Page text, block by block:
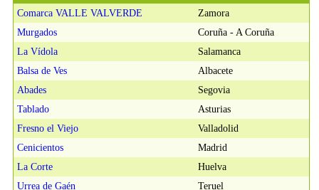
Comarca VALLE VALVERDE
Zamora
Murgados
Coruña - A Coruña
La Vídola
Salamanca
Balsa de Ves
Albacete
Abades
Segovia
Tablado
Asturias
Fresno el Viejo
Valladolid
Cenicientos
Madrid
La Corte
Huelva
Urrea de Gaén
Teruel